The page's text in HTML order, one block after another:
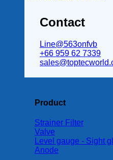
Contact
Line@563onfvb
+66 959 62 7339
Product
Strainer Filter
Valve
Level gauge - Sight
Anode